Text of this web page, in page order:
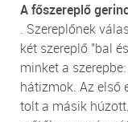
A főszereplő
. Szereplőnek
két szereplő "bal
minket a
hátizmok. Az első
tolt a másik